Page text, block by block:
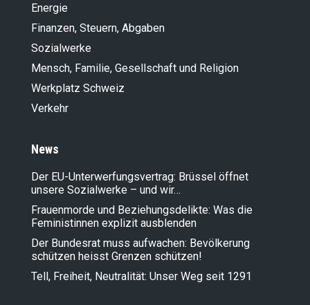
Energie
Finanzen, Steuern, Abgaben
Sozialwerke
Mensch, Familie, Gesellschaft und Religion
Werkplatz Schweiz
Verkehr
News
Der EU-Unterwerfungsvertrag: Brüssel öffnet
unsere Sozialwerke – und wir…
Frauenmorde und Beziehungsdelikte: Was die
Feministinnen explizit ausblenden
Der Bundesrat muss aufwachen: Bevölkerung
schützen heisst Grenzen schützen!
Tell, Freiheit, Neutralität: Unser Weg seit 1291